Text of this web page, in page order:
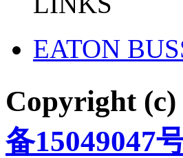
EATON
Copyright
备15049047